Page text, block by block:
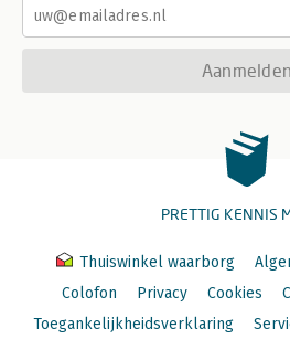
Aanmelden
PRETTIG KENNIS
Thuiswinkel waarborg
Colofon
Privacy Cookies
Toegankelijkheidsverklaring